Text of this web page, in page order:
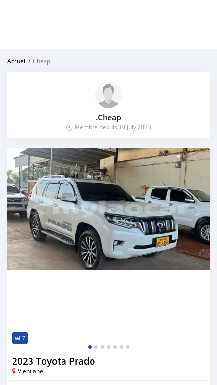
Accueil /.Cheap
.Cheap
Membre depuis 10 July 2023
7
2023 Toyota Prado
Vientiane